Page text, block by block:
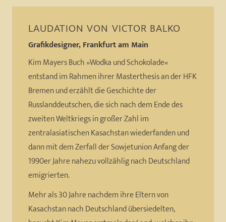
LAUDATION VON VICTOR BALKO
Grafikdesigner, Frankfurt am Main
Kim Mayers Buch »Wodka und Schokolade«
entstand im Rahmen ihrer Masterthesis an der HFK
Bremen und erzählt die Geschichte der
Russlanddeutschen, die sich nach dem Ende des
zweiten Weltkriegs in großer Zahl im
zentralasiatischen Kasachstan wiederfanden und
dann mit dem Zerfall der Sowjetunion Anfang der
1990er Jahre nahezu vollzählig nach Deutschland
emigrierten.
Mehr als 30 Jahre nachdem ihre Eltern von
Kasachstan nach Deutschland übersiedelten,